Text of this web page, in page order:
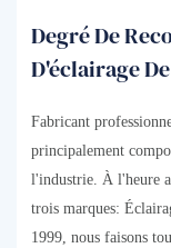
Degré De
D'éclairage
Fabricant
principalement
l'industrie. À l'heure
trois marques:
1999, nous faisons